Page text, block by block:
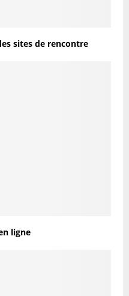
sites de rencontre
ligne